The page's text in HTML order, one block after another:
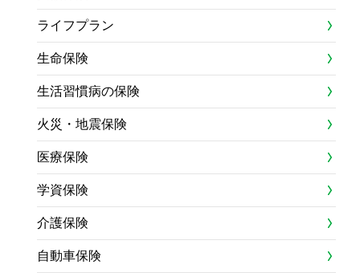
ライフプラン
生命保険
生活習慣病の保険
火災・地震保険
医療保険
学資保険
介護保険
自動車保険